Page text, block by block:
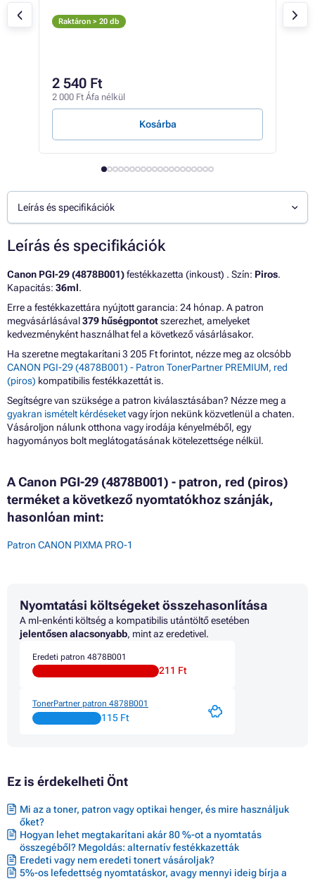
Raktáron > 20 db
2 540 Ft
2 000 Ft Áfa nélkül
Kosárba
Leírás és specifikációk
Leírás és specifikációk
Canon PGI-29 (4878B001)festékkazetta (inkoust) . Szín: Piros.
Kapacitás: 36ml.
Erre a festékkazettára nyújtott garancia: 24 hónap. A patron
megvásárlásával379 hűségpontotszerezhet, amelyeket
kedvezményként használhat fel a következő vásárlásakor.
Ha szeretne megtakarítani 3 205 Ft forintot, nézze meg az olcsóbb
CANON PGI-29 (4878B001) - Patron TonerPartner PREMIUM, red
(piros) kompatibilis festékkazettát is.
Segítségre van szüksége a patron kiválasztásában? Nézze meg a
gyakran ismételt kérdéseketvagy írjon nekünk közvetlenül a chaten.
Vásároljon nálunk otthona vagy irodája kényelméből, egy
hagyományos bolt meglátogatásának kötelezettsége nélkül.
A Canon PGI-29 (4878B001) - patron, red (piros)
terméket a következő nyomtatókhoz szánják,
hasonlóan mint:
Patron CANON PIXMA PRO-1
Nyomtatási költségeket összehasonlítása
A ml-enkénti költség a kompatibilis utántöltő esetében
jelentősen alacsonyabb, mint az eredetivel.
Eredeti patron 4878B001
211 Ft
TonerPartner patron 4878B001
115 Ft
Ez is érdekelheti Önt
Mi az a toner, patron vagy optikai henger, és mire használjuk
őket?
Hogyan lehet megtakarítani akár 80 %-ot a nyomtatás
összegéből? Megoldás: alternatív festékkazetták
Eredeti vagy nem eredeti tonert vásároljak?
5%-os lefedettség nyomtatáskor, avagy mennyi ideig bírja a